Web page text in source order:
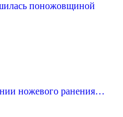
поножовщиной
ножевого ранения…